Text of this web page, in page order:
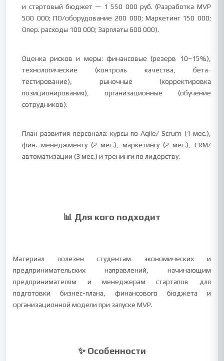
и стартовый бюджет — 1 550 000 руб. (Разработка MVP
500 000; ПО/оборудование 200 000; Маркетинг 150 000;
Опер. расходы 100 000; Зарплаты 600 000).
Оценка рисков и меры: финансовые (резерв 10–15%),
технологические (контроль качества, бета-
тестирование), рыночные (корректировка
позиционирования), организационные (обучение
сотрудников).
План развития персонала: курсы по Agile/ Scrum (1 мес.),
фин. менеджменту (2 мес.), маркетингу (2 мес.), CRM/
автоматизации (3 мес.) и тренинги по лидерству.
📊 Для кого подходит
Материал полезен студентам экономических и
предпринимательских направлений, начинающим
предпринимателям и менеджерам стартапов для
подготовки бизнес-плана, финансового бюджета и
организационной модели при запуске MVP.
✨ Особенности